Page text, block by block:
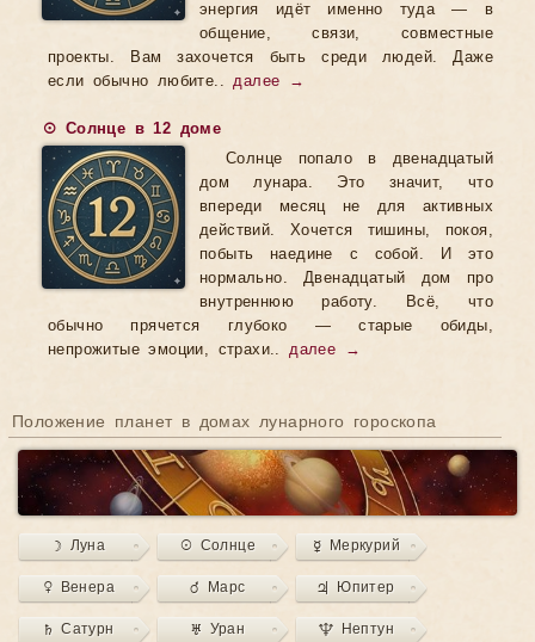
энергия идёт именно туда — в
общение, связи, совместные
проекты. Вам захочется быть среди людей. Даже
если обычно любите..далее →
☉ Солнце в 12 доме
Солнце попало в двенадцатый
дом лунара. Это значит, что
впереди месяц не для активных
действий. Хочется тишины, покоя,
побыть наедине с собой. И это
нормально. Двенадцатый дом про
внутреннюю работу. Всё, что
обычно прячется глубоко — старые обиды,
непрожитые эмоции, страхи..далее →
Положение планет в домах лунарного гороскопа
☽ Луна ☉ Солнце ☿ Меркурий
♀ Венера ♂ Марс ♃ Юпитер
♄ Сатурн ♅ Уран ♆ Нептун